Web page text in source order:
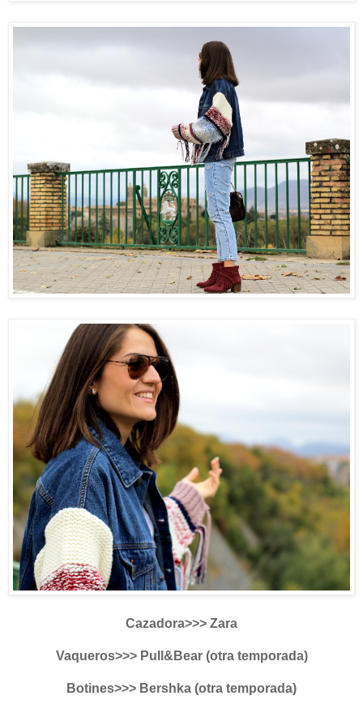
Cazadora>>> Zara
Vaqueros>>> Pull&Bear (otra temporada)
Botines>>> Bershka (otra temporada)